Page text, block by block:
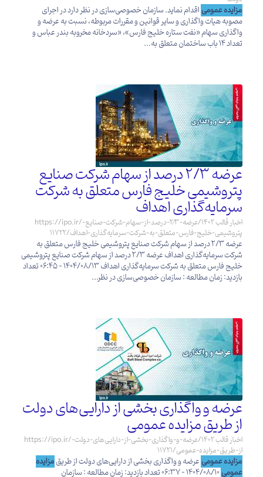
مزایده عمومی اقدام نماید. سازمان خصوصی‌سازی در نظر دارد در اجرای
مصوبه هیات واگذاری و سایر قوانین و مقررات مربوطه، نسبت به عرضه و
واگذاری سهام «نفت ستاره خلیج فارس»، «سردخانه مخروبه بندر عباس و
تعداد 14 باب ساختمان متعلق به...
عرضه 2/3 درصد از سهام شرکت صنایع
پتروشیمی خلیج فارس متعلق به شرکت
سرمایه‌گذاری اهداف
https://ipo.ir/اخبار قالب 1402/عرضه-2⁄3-درصد-از-سهام-شرکت-صنایع-
پتروشیمی-خلیج-فارس-متعلق-به-شرکت-سرمایه‌گذاری-اهداف/11722
عرضه 2/3 درصد از سهام شرکت صنایع پتروشیمی خلیج فارس متعلق به
شرکت سرمایه‌گذاری اهداف عرضه 2/3 درصد از سهام شرکت صنایع پتروشیمی
خلیج فارس متعلق به شرکت سرمایه‌گذاری اهداف 1404/08/13 - 06:45 تعداد
بازدید: زمان مطالعه : سازمان خصوصی‌سازی در نظر...
عرضه و واگذاری بخشی از دارایی‌های دولت
از طریق مزایده عمومی
https://ipo.ir/اخبار قالب 1402/عرضه-و-واگذاری-بخشی-از-دارایی‌های-دولت-
از-طریق-مزایده-عمومی/11721
مزایده عمومی عرضه و واگذاری بخشی از دارایی‌های دولت از طریق مزایده
عمومی
1404/08/10 - 06:37 تعداد بازدید: زمان مطالعه : سازمان